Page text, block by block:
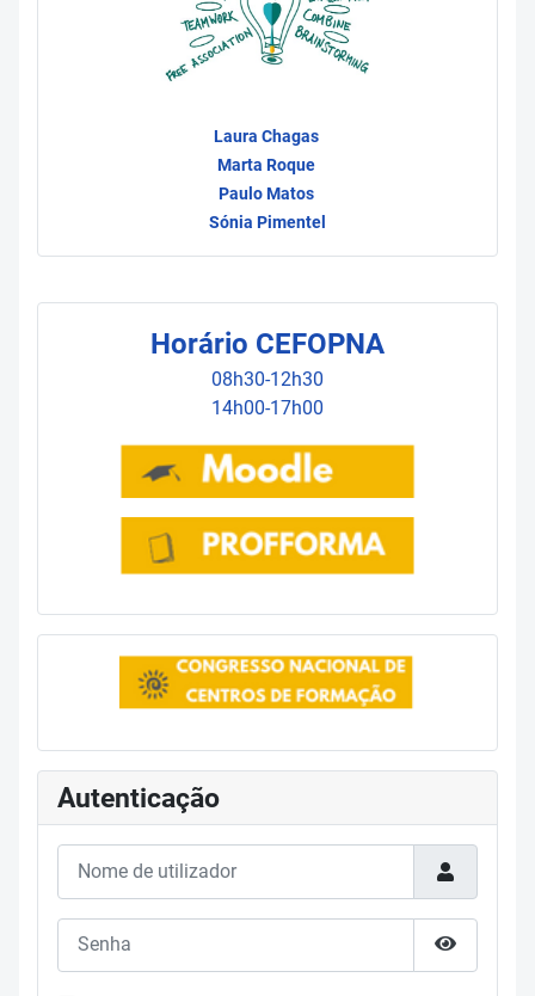
Horário CEFOPNA
08h30-12h30
14h00-17h00
Autenticação
Mostrar
Laura Chagas
Marta Roque
Paulo Matos
Sónia Pimentel